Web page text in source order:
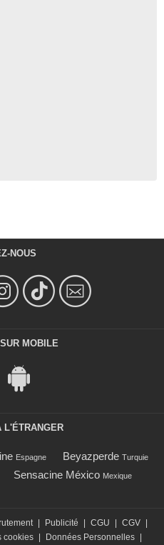
NOUS
MOBILE
L'ÉTRANGER
Espagne Beyazperde Turquie
Sensacine México Mexique
Publicité CGU CGV
cookies Données Personnelles